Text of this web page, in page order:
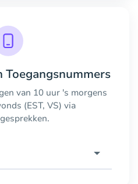
Toegangsnummers
van 10 uur 's morgens
(EST, VS) via